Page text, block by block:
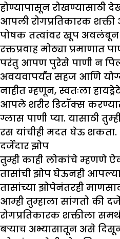
होण्यापासून रोखण्यासाठी
आपली रोगप्रतिकारक शक्ती
पोषक तत्वांवर खूप
रक्तप्रवाह मोठ्या प्रमाणात
परंतु आपण पुरेसे पाणी न
अवयवापर्यंत सहज आणि
नाहीत म्हणून, स्वतःला
आपले शरीर डिटॉक्स
ग्लास पाणी प्या. यासाठी
रस यांचीही मदत घेऊ शकता.
दर्जेदार झोप
तुम्ही काही लोकांचे म्हणणे
तासांची झोप घेऊनही
तासांच्या झोपेनंतरही
आम्ही तुम्हाला सांगतो की
रोगप्रतिकारक शक्तीला
बऱ्याच अभ्यासातून असे